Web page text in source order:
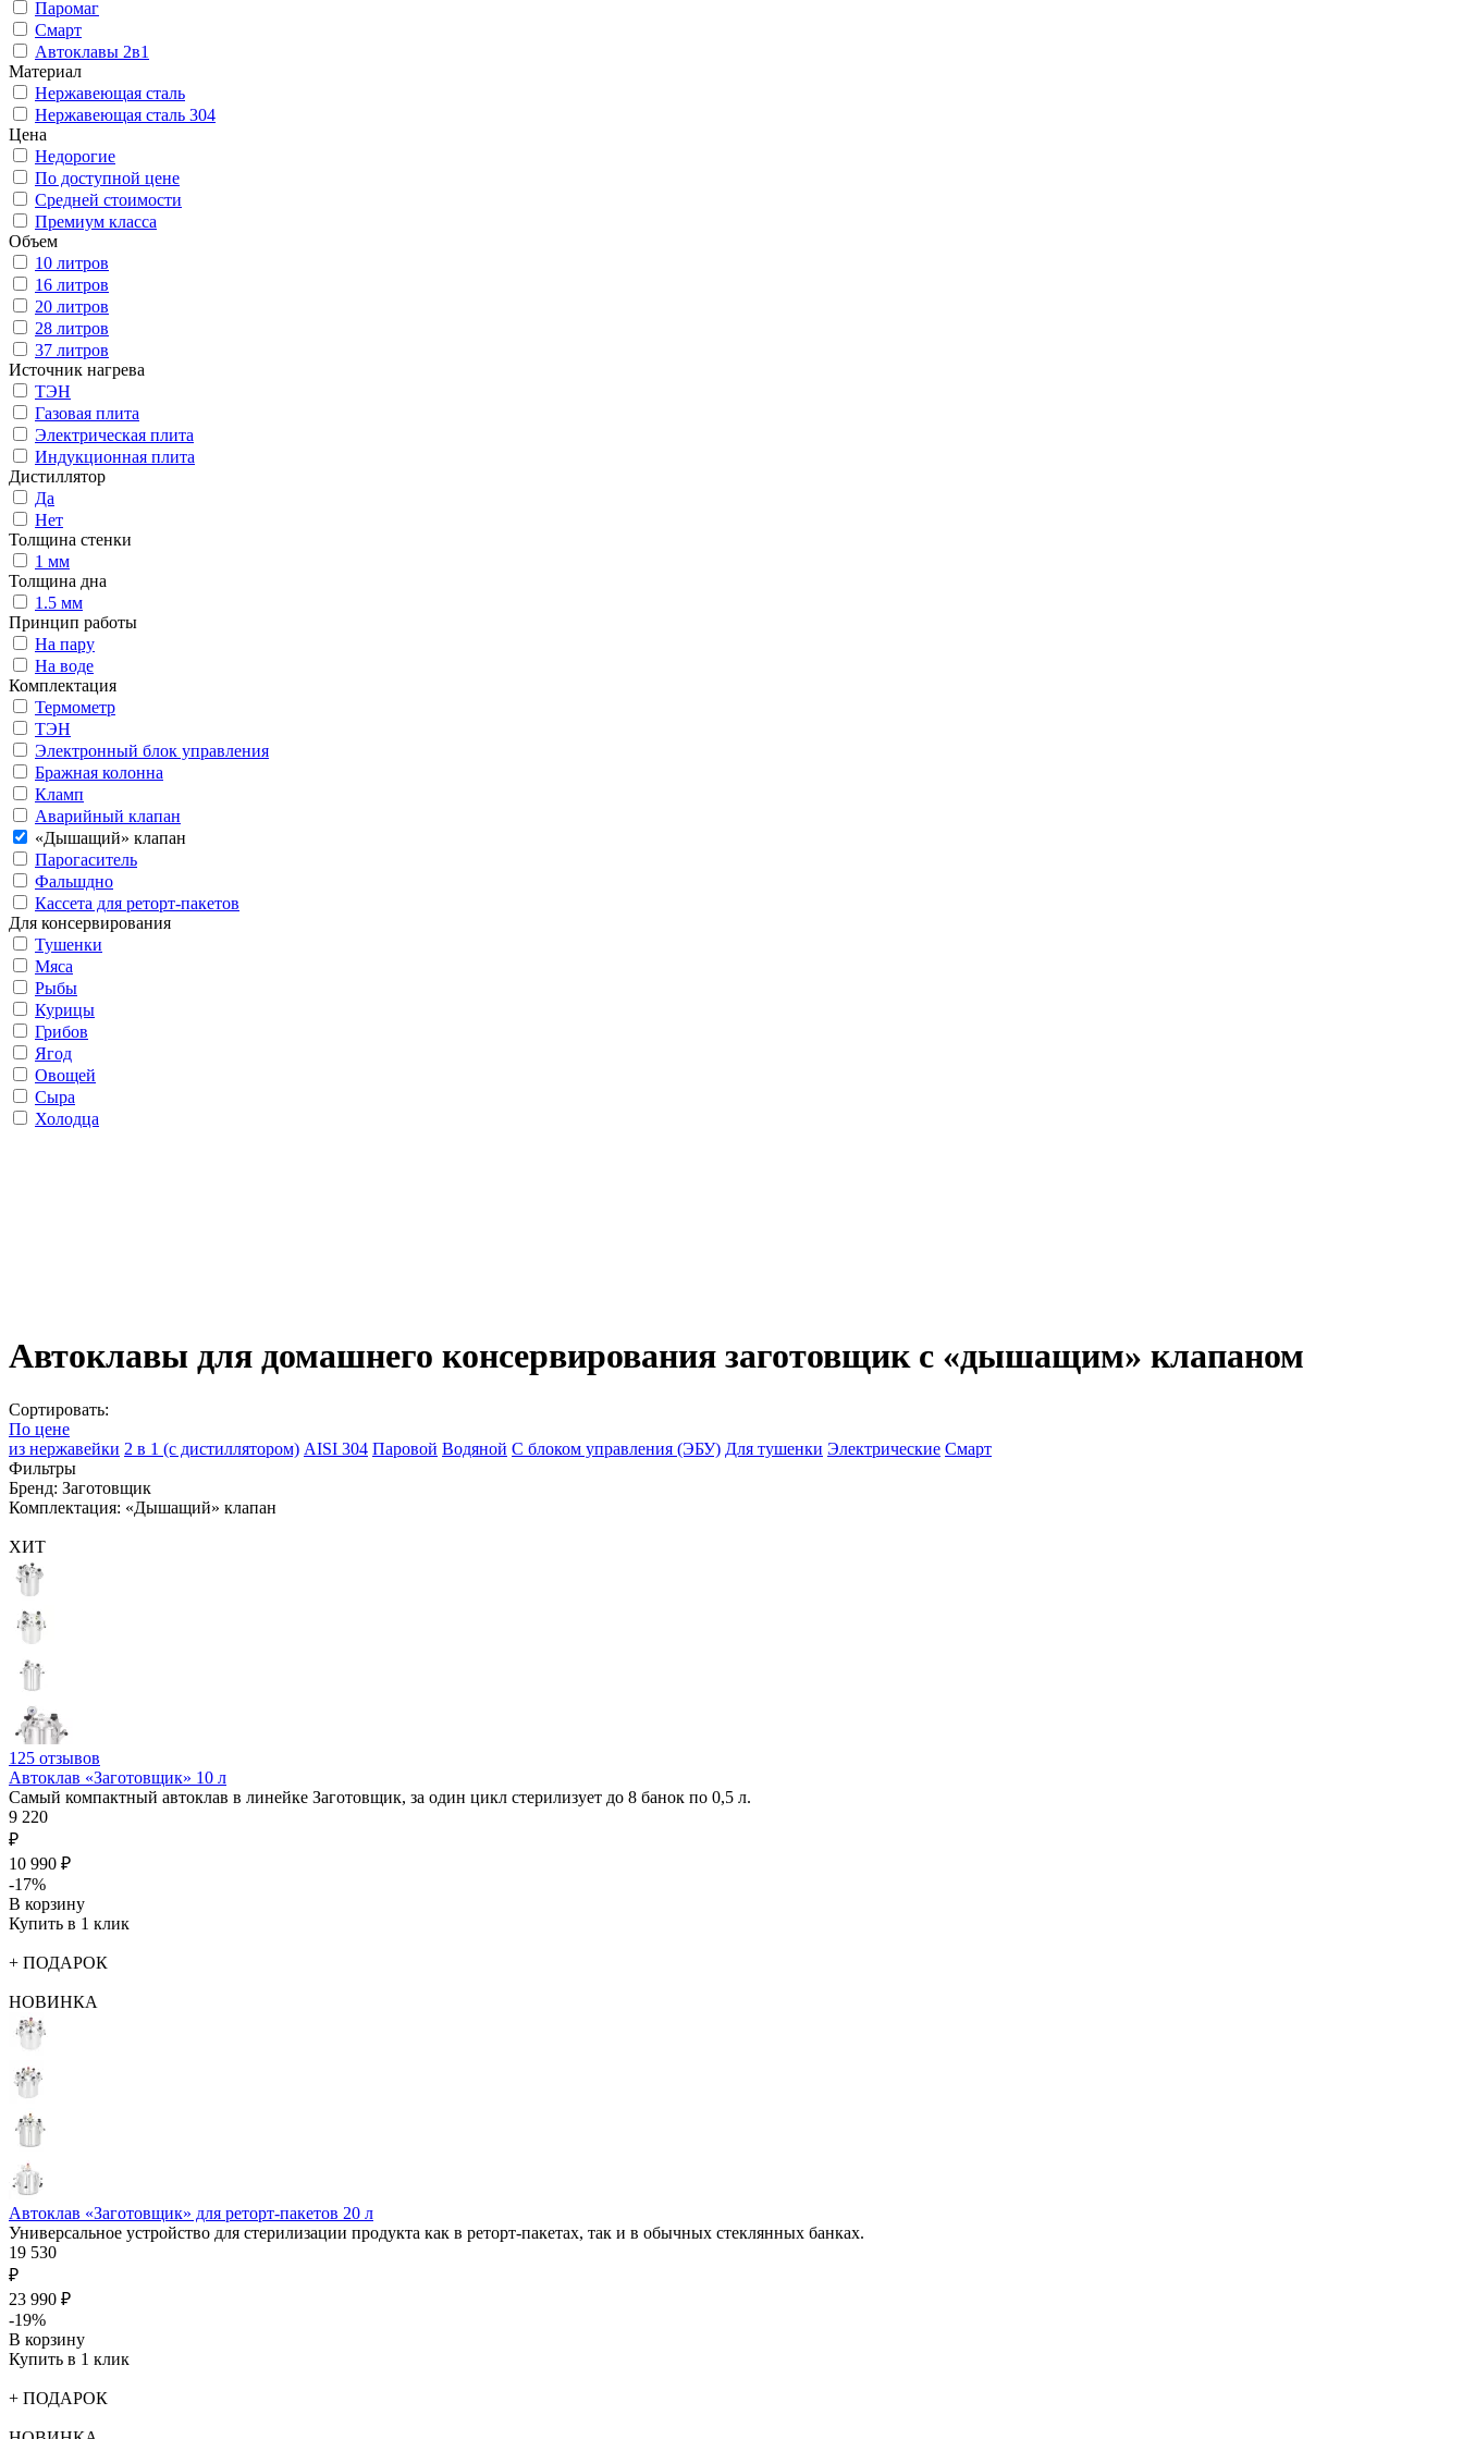
Паромаг
Смарт
Автоклавы 2в1
Материал
Нержавеющая сталь
Нержавеющая сталь 304
Цена
Недорогие
По доступной цене
Средней стоимости
Премиум класса
Объем
10 литров
16 литров
20 литров
28 литров
37 литров
Источник нагрева
ТЭН
Газовая плита
Электрическая плита
Индукционная плита
Дистиллятор
Да
Нет
Толщина стенки
1 мм
Толщина дна
1.5 мм
Принцип работы
На пару
На воде
Комплектация
Термометр
ТЭН
Электронный блок управления
Бражная колонна
Кламп
Аварийный клапан
«Дышащий» клапан
Парогаситель
Фальшдно
Кассета для реторт-пакетов
Для консервирования
Тушенки
Мяса
Рыбы
Курицы
Грибов
Ягод
Овощей
Сыра
Холодца
Автоклавы для домашнего консервирования заготовщик с «дышащим» клапаном
Сортировать:
По цене
из нержавейки 2 в 1 (с дистиллятором) AISI 304 Паровой Водяной С блоком управления (ЭБУ) Для тушенки Электрические Смарт
Фильтры
Бренд: Заготовщик
Комплектация: «Дышащий» клапан
ХИТ
125 отзывов
Автоклав «Заготовщик» 10 л
Самый компактный автоклав в линейке Заготовщик, за один цикл стерилизует до 8 банок по 0,5 л.
9 220
₽
10 990 ₽
-17%
В корзину
Купить в 1 клик
+ ПОДАРОК
НОВИНКА
Автоклав «Заготовщик» для реторт-пакетов 20 л
Универсальное устройство для стерилизации продукта как в реторт-пакетах, так и в обычных стеклянных банках.
19 530
₽
23 990 ₽
-19%
В корзину
Купить в 1 клик
+ ПОДАРОК